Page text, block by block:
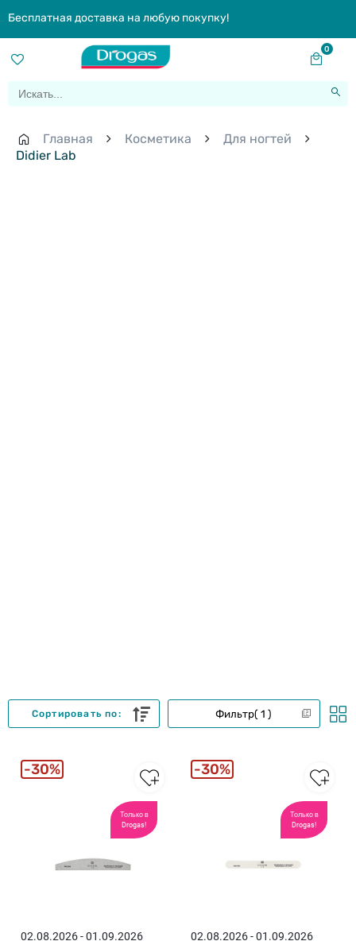
Бесплатная доставка на любую покупку!
0
Главная Косметика
Для ногтей
Didier Lab
Фильтр 1
Сортировать по:
Только в
Drogas!
02.08.2026 - 01.09.2026
30%
Только в
Drogas!
02.08.2026 - 01.09.2026
30%